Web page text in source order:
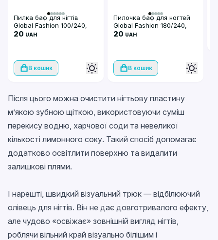
Пилка баф для нігтів
Global Fashion 100/240,
green
20 UAH
В кошик
Пилочка баф для ногтей
Global Fashion 180/240,
yellow
20 UAH
В кошик
Після цього можна очистити нігтьову пластину
м’якою зубною щіткою, використовуючи суміш
перекису водню, харчової соди та невеликої
кількості лимонного соку. Такий спосіб допомагає
додатково освітлити поверхню та видалити
залишкові плями.
І нарешті, швидкий візуальний трюк — відбілюючий
олівець для нігтів. Він не дає довготривалого ефекту,
але чудово «освіжає» зовнішній вигляд нігтів,
роблячи вільний край візуально білішим і